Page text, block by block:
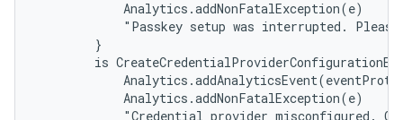
            Analytics.addNonFatalException(e)
"Passkey setup was interrupted.
        }
is
            Analytics.addNonFatalException(e)
"Credential provider misconfigured.